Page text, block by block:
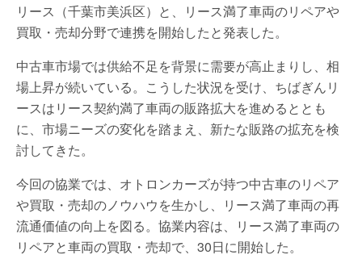
リース（千葉市美浜区）と、リース満了車両のリペアや
買取・売却分野で連携を開始したと発表した。
中古車市場では供給不足を背景に需要が高止まりし、相
場上昇が続いている。こうした状況を受け、ちばぎんリ
ースはリース契約満了車両の販路拡大を進めるととも
に、市場ニーズの変化を踏まえ、新たな販路の拡充を検
討してきた。
今回の協業では、オトロンカーズが持つ中古車のリペア
や買取・売却のノウハウを生かし、リース満了車両の再
流通価値の向上を図る。協業内容は、リース満了車両の
リペアと車両の買取・売却で、30日に開始した。